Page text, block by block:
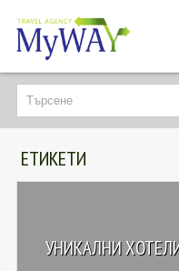
НАЙ-ТЪРСЕНИ
ДЕСТИНАЦИИ
ЕКЗОТИЧНИ ПОЧИВКИ
НОВА ГОДИНА
ЕТИКЕТИ
УНИКАЛНИ ХОТЕЛИ